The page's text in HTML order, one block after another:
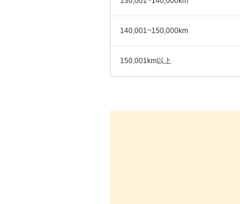
140,001~150,000km
150,001km以上